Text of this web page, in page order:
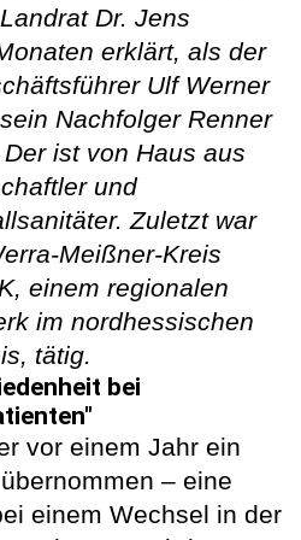
Dr. Jens
erklärt, als der
Ulf Werner
Nachfolger Renner
ist von Haus aus
und
Zuletzt war
Meißner-Kreis
einem regionalen
im nordhessischen
tätig.
bei
vor einem Jahr ein
– eine
einem Wechsel in der